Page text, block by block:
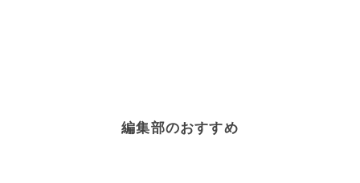
編集部のおすすめ